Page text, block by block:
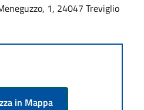
1, 24047 Treviglio
in Mappa